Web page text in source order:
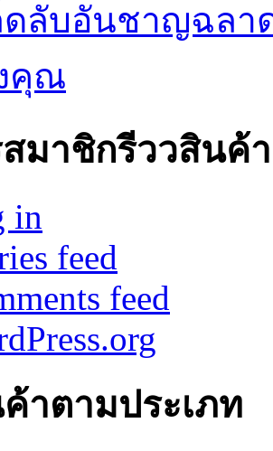
ดลับอันชาญฉลา
คุณ
มาชิกรีววสินค้า
in
feed
feed
าตามประเภท